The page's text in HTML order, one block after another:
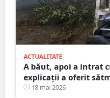
ACTUALITATE
A băut, apoi a intrat
explicații a oferit
18 mai 2026